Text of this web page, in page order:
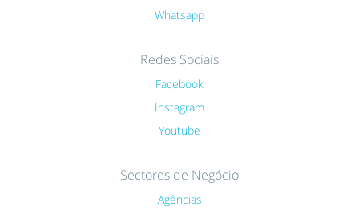
Whatsapp
Redes Sociais
Facebook
Instagram
Youtube
Sectores de Negócio
Agências